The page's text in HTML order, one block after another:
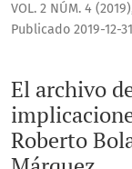
VOL. 2 NÚM. 4 (2019)
El archivo
Roberto
Publicado 2019-12-